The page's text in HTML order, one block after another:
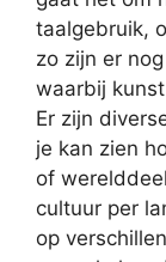
taalgebruik,
zo zijn er
waarbij
Er zijn
je kan zien
of
cultuur per
op